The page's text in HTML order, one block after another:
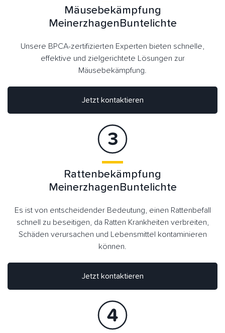
Jetzt kontaktieren
Mäusebekämpfung
MeinerzhagenBuntelichte
Unsere BPCA-zertifizierten Experten bieten schnelle,
effektive und zielgerichtete Lösungen zur
Mäusebekämpfung.
Rattenbekämpfung
MeinerzhagenBuntelichte
Es ist von entscheidender Bedeutung, einen Rattenbefall
schnell zu beseitigen, da Ratten Krankheiten verbreiten,
Schäden verursachen und Lebensmittel kontaminieren
können.
Jetzt kontaktieren